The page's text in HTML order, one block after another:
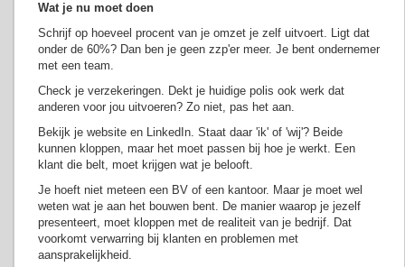
Wat je nu moet doen
Schrijf op hoeveel procent van je omzet je zelf uitvoert. Ligt dat
onder de 60%? Dan ben je geen zzp'er meer. Je bent ondernemer
met een team.
Check je verzekeringen. Dekt je huidige polis ook werk dat
anderen voor jou uitvoeren? Zo niet, pas het aan.
Bekijk je website en LinkedIn. Staat daar 'ik' of 'wij'? Beide
kunnen kloppen, maar het moet passen bij hoe je werkt. Een
klant die belt, moet krijgen wat je belooft.
Je hoeft niet meteen een BV of een kantoor. Maar je moet wel
weten wat je aan het bouwen bent. De manier waarop je jezelf
presenteert, moet kloppen met de realiteit van je bedrijf. Dat
voorkomt verwarring bij klanten en problemen met
aansprakelijkheid.